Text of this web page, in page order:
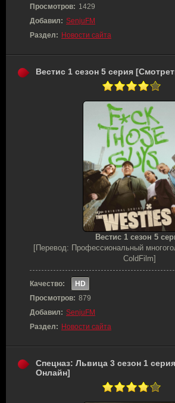
Просмотров: 1429
Добавил: SenjuFM
Раздел: Новости сайта
Вестис 1 сезон 5 серия
Вестис 1 сезон 5
[Перевод: Профессиональный
ColdFilm]
Качество:
HD
Просмотров: 879
Добавил: SenjuFM
Раздел: Новости сайта
Спецназ: Львица 3 сезон 1
Онлайн]